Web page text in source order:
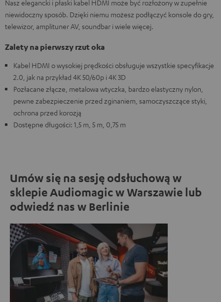
Nasz elegancki i płaski kabel HDMI może być rozłożony w zupełnie
niewidoczny sposób. Dzięki niemu możesz podłączyć konsole do gry,
telewizor, amplituner AV, soundbar i wiele więcej.
Zalety na pierwszy rzut oka
Kabel HDMI o wysokiej prędkości obsługuje wszystkie specyfikacje
2.0, jak na przykład 4K 50/60p i 4K 3D
Pozłacane złącze, metalowa wtyczka, bardzo elastyczny nylon,
pewne zabezpieczenie przed zginaniem, samoczyszczące styki,
ochrona przed korozją
Dostępne długości: 1,5 m, 5 m, 0,75 m
Umów się na sesję odsłuchową w
sklepie Audiomagic w Warszawie lub
odwiedź nas w Berlinie